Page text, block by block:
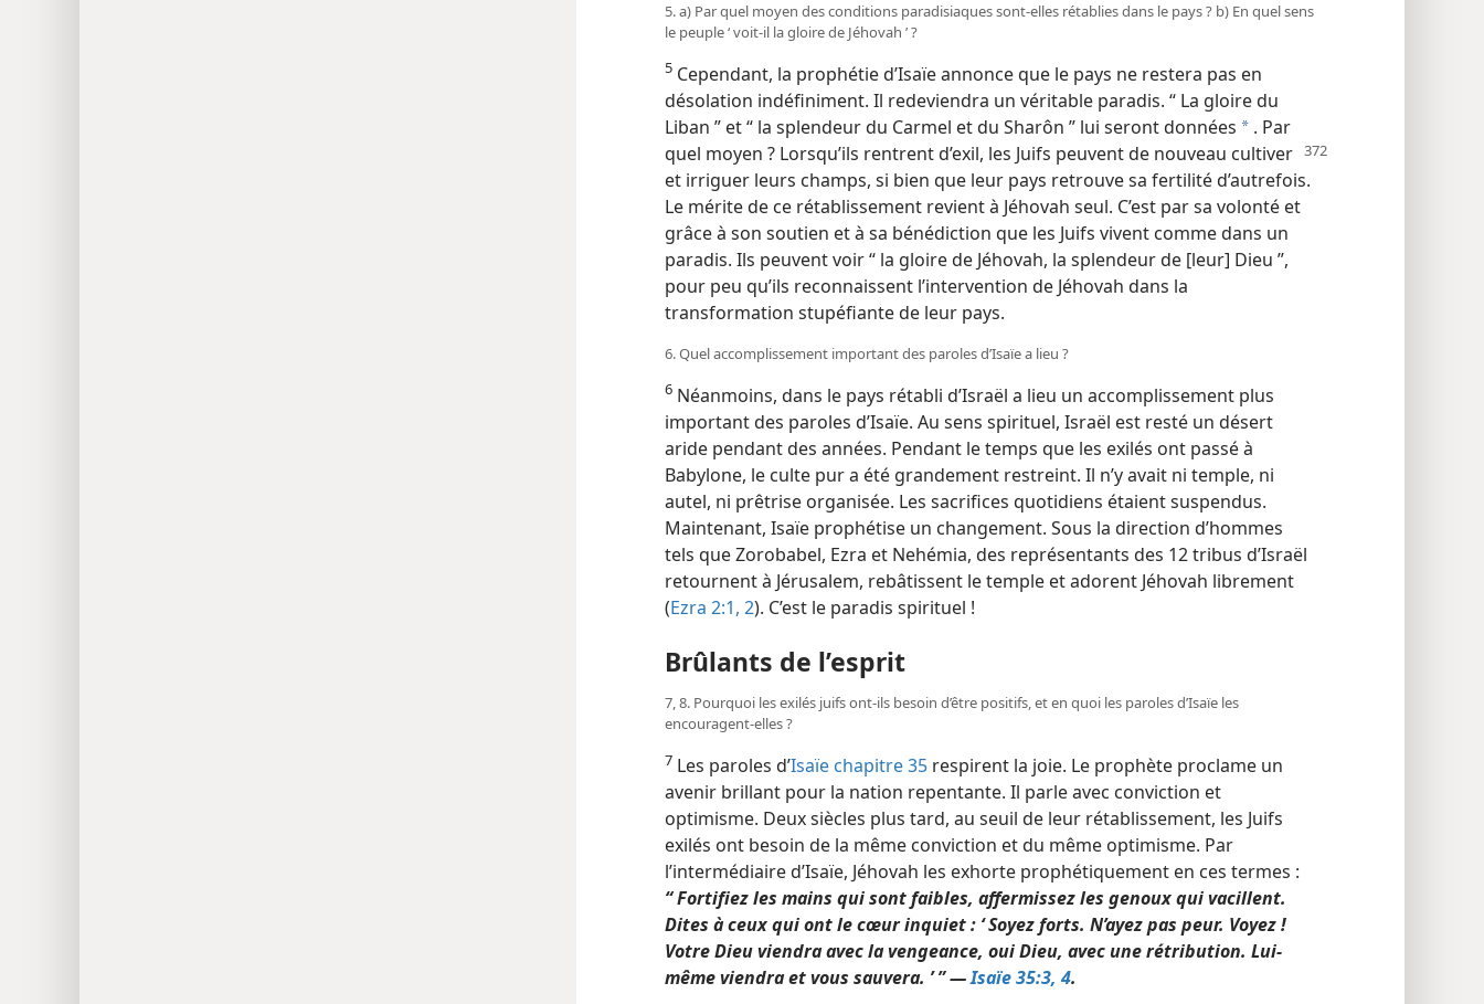
5. a) Par quel moyen des conditions paradisiaques sont-​elles rétablies dans le pays ? b) En quel sens
le peuple ‘ voit-​il la gloire de Jéhovah ’ ?
5 Cependant, la prophétie d’Isaïe annonce que le pays ne restera pas en
désolation indéfiniment. Il redeviendra un véritable paradis. “ La gloire du
Liban ” et “ la splendeur du Carmel et du Sharôn ” lui seront données a . Par
quel moyen ? Lorsqu’ils rentrent d’exil, les Juifs peuvent de nouveau cultiver
et irriguer leurs champs, si bien que leur pays retrouve sa fertilité d’autrefois.
Le mérite de ce rétablissement revient à Jéhovah seul. C’est par sa volonté et
grâce à son soutien et à sa bénédiction que les Juifs vivent comme dans un
paradis. Ils peuvent voir “ la gloire de Jéhovah, la splendeur de [leur] Dieu ”,
pour peu qu’ils reconnaissent l’intervention de Jéhovah dans la
transformation stupéfiante de leur pays.
6. Quel accomplissement important des paroles d’Isaïe a lieu ?
6 Néanmoins, dans le pays rétabli d’Israël a lieu un accomplissement plus
important des paroles d’Isaïe. Au sens spirituel, Israël est resté un désert
aride pendant des années. Pendant le temps que les exilés ont passé à
Babylone, le culte pur a été grandement restreint. Il n’y avait ni temple, ni
autel, ni prêtrise organisée. Les sacrifices quotidiens étaient suspendus.
Maintenant, Isaïe prophétise un changement. Sous la direction d’hommes
tels que Zorobabel, Ezra et Nehémia, des représentants des 12 tribus d’Israël
retournent à Jérusalem, rebâtissent le temple et adorent Jéhovah librement
(Ezra 2:1, 2). C’est le paradis spirituel !
Brûlants de l’esprit
7, 8. Pourquoi les exilés juifs ont-​ils besoin d’être positifs, et en quoi les paroles d’Isaïe les
encouragent-​elles ?
7 Les paroles d’Isaïe chapitre 35 respirent la joie. Le prophète proclame un
avenir brillant pour la nation repentante. Il parle avec conviction et
optimisme. Deux siècles plus tard, au seuil de leur rétablissement, les Juifs
exilés ont besoin de la même conviction et du même optimisme. Par
l’intermédiaire d’Isaïe, Jéhovah les exhorte prophétiquement en ces termes :
“ Fortifiez les mains qui sont faibles, affermissez les genoux qui vacillent.
Dites à ceux qui ont le cœur inquiet : ‘ Soyez forts. N’ayez pas peur. Voyez !
Votre Dieu viendra avec la vengeance, oui Dieu, avec une rétribution. Lui-​
même viendra et vous sauvera. ’ ” —Isaïe 35:3, 4.